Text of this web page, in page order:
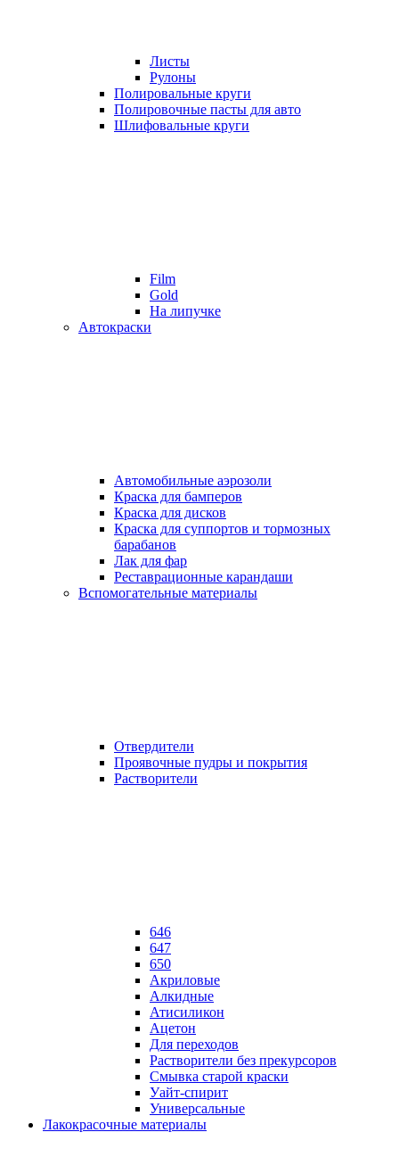
Листы
Рулоны
Полировальные круги
Полировочные пасты для авто
Шлифовальные круги
Film
Gold
На липучке
Автокраски
Автомобильные аэрозоли
Краска для бамперов
Краска для дисков
Краска для суппортов и тормозных
барабанов
Лак для фар
Реставрационные карандаши
Вспомогательные материалы
Отвердители
Проявочные пудры и покрытия
Растворители
646
647
650
Акриловые
Алкидные
Атисиликон
Ацетон
Для переходов
Растворители без прекурсоров
Смывка старой краски
Уайт-спирит
Универсальные
Лакокрасочные материалы